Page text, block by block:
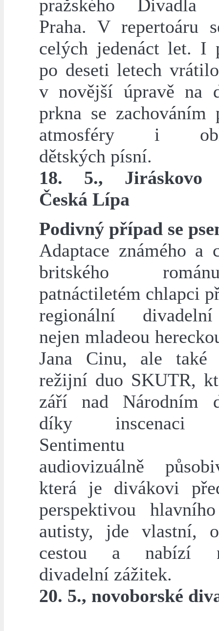
pražského Divadla
Praha. V repertoáru
celých jedenáct let. I
po deseti letech
v novější úpravě na
prkna se zachováním
atmosféry i
dětských písní.
18. 5., Jiráskovo
Česká Lípa
Podivný případ se
Adaptace známého a
britského
patnáctiletém chlapci
regionální
nejen mladeou
Jana Cinu, ale také
režijní duo SKUTR,
září nad Národním
díky inscenaci
Sentimentu
audiovizuálně
která je divákovi
perspektivou
autisty, jde vlastní,
cestou a nabízí
divadelní zážitek.
20. 5., novoborské